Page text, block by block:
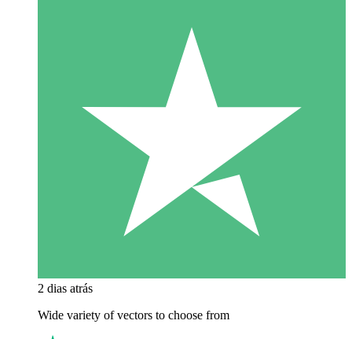
2 dias atrás
Wide variety of vectors to choose from